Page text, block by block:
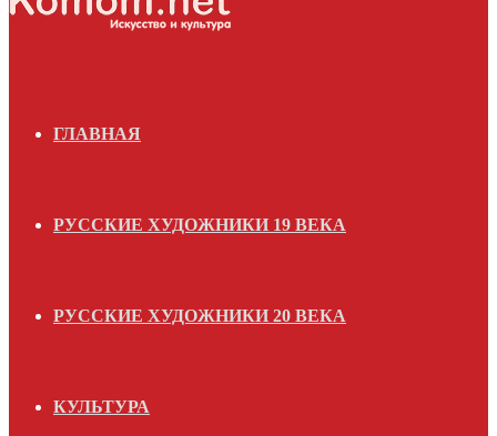
ГЛАВНАЯ
РУССКИЕ ХУДОЖНИКИ 19 ВЕКА
РУССКИЕ ХУДОЖНИКИ 20 ВЕКА
КУЛЬТУРА